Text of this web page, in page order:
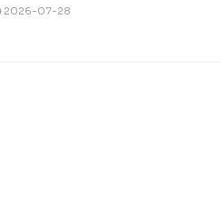
2026-07-28